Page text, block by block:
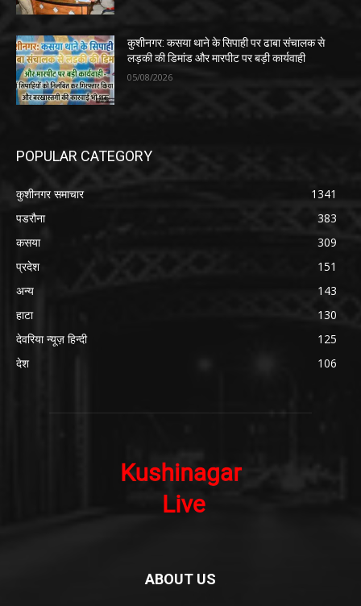
कुशीनगर: कसया थाने के सिपाही पर ढाबा संचालक से
लड़की की डिमांड और मारपीट पर बड़ी कार्यवाही
05/08/2026
POPULAR CATEGORY
कुशीनगर समाचार
1341
पडरौना
383
कसया
309
प्रदेश
151
अन्य
143
हाटा
130
देवरिया न्यूज़ हिन्दी
125
देश
106
ABOUT US